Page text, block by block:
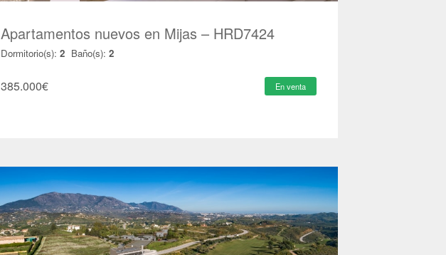
Apartamentos nuevos en Mijas – HRD7424
Dormitorio(s): 2 Baño(s): 2
385.000€ En venta